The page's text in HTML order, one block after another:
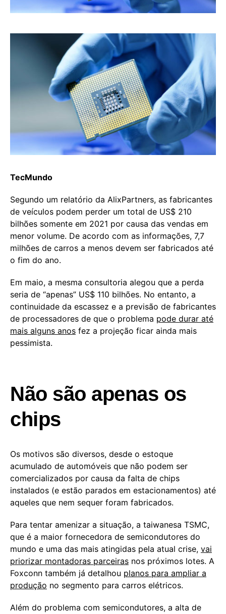
TecMundo
Segundo um relatório da AlixPartners, as fabricantes
de veículos podem perder um total de US$ 210
bilhões somente em 2021 por causa das vendas em
menor volume. De acordo com as informações, 7,7
milhões de carros a menos devem ser fabricados até
o fim do ano.
Em maio, a mesma consultoria alegou que a perda
seria de “apenas” US$ 110 bilhões. No entanto, a
continuidade da escassez e a previsão de fabricantes
de processadores de que o problema pode durar até
mais alguns anos fez a projeção ficar ainda mais
pessimista.
Não são apenas os
chips
Os motivos são diversos, desde o estoque
acumulado de automóveis que não podem ser
comercializados por causa da falta de chips
instalados (e estão parados em estacionamentos) até
aqueles que nem sequer foram fabricados.
Para tentar amenizar a situação, a taiwanesa TSMC,
que é a maior fornecedora de semicondutores do
mundo e uma das mais atingidas pela atual crise, vai
priorizar montadoras parceiras nos próximos lotes. A
Foxconn também já detalhou planos para ampliar a
produção no segmento para carros elétricos.
Além do problema com semicondutores, a alta de